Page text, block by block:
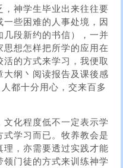
，神学生毕业出来往往要
些困难的人事处境，因
几段新约的书信），一并
想怎样把所学的应用在
的方式来学习，我便取
大纲丶阅读报告及课後感
都十分用心，交来百多
文化程度低不一定表示学
学习而已。牧养教会是
理，亦需要透过实践才能
门徒的方式来训练神学